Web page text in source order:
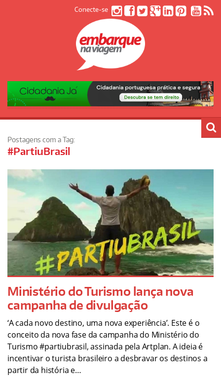
Conecte-se
Postagens com a Tag:
#PartiuBrasil
Ministério do Turismo lança nova
campanha de divulgação
‘A cada novo destino, uma nova experiência’. Este é o
conceito da nova fase da campanha do Ministério do
Turismo #partiubrasil, assinada pela Artplan. A ideia é
incentivar o turista brasileiro a desbravar os destinos a
partir da história e…